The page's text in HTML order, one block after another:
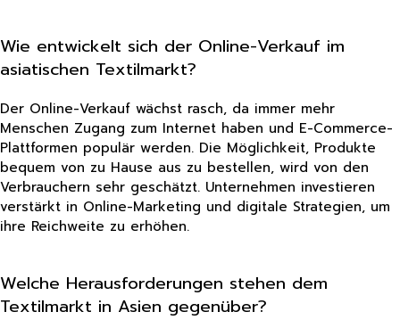
Wie entwickelt sich der Online-Verkauf im
asiatischen Textilmarkt?
Der Online-Verkauf wächst rasch, da immer mehr
Menschen Zugang zum Internet haben und E-Commerce-
Plattformen populär werden. Die Möglichkeit, Produkte
bequem von zu Hause aus zu bestellen, wird von den
Verbrauchern sehr geschätzt. Unternehmen investieren
verstärkt in Online-Marketing und digitale Strategien, um
ihre Reichweite zu erhöhen.
Welche Herausforderungen stehen dem
Textilmarkt in Asien gegenüber?